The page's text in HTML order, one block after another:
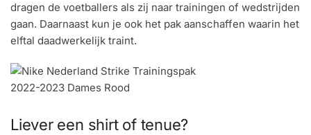
dragen de voetballers als zij naar trainingen of wedstrijden
gaan. Daarnaast kun je ook het pak aanschaffen waarin het
elftal daadwerkelijk traint.
Liever een shirt of tenue?